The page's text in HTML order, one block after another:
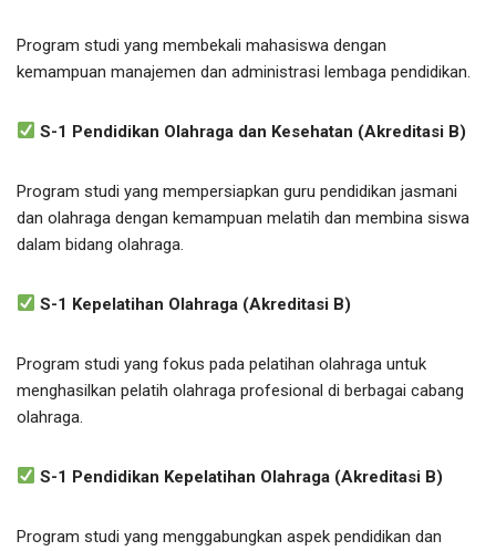
Program studi yang membekali mahasiswa dengan
kemampuan manajemen dan administrasi lembaga pendidikan.
S-1 Pendidikan Olahraga dan Kesehatan (Akreditasi B)
Program studi yang mempersiapkan guru pendidikan jasmani
dan olahraga dengan kemampuan melatih dan membina siswa
dalam bidang olahraga.
S-1 Kepelatihan Olahraga (Akreditasi B)
Program studi yang fokus pada pelatihan olahraga untuk
menghasilkan pelatih olahraga profesional di berbagai cabang
olahraga.
S-1 Pendidikan Kepelatihan Olahraga (Akreditasi B)
Program studi yang menggabungkan aspek pendidikan dan